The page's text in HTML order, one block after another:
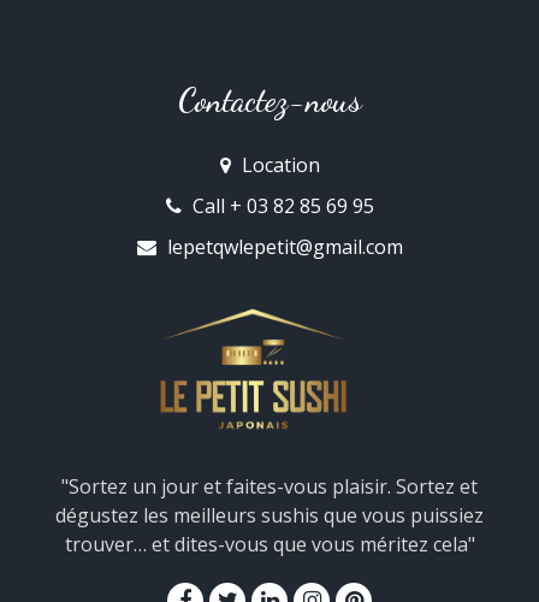
Contactez-nous
Location
Call + 03 82 85 69 95
lepetqwlepetit@gmail.com
"Sortez un jour et faites-vous plaisir. Sortez et
dégustez les meilleurs sushis que vous puissiez
trouver… et dites-vous que vous méritez cela"